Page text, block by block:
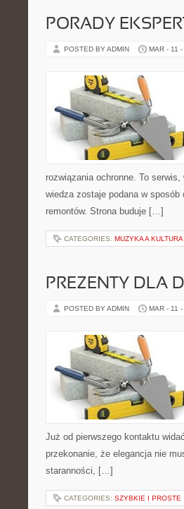
PORADY
POSTED BY ADMIN MAR - 11
rozwiązania ochronne. To
wiedza zostaje podana w
remontów. Strona buduje […]
CATEGORIES: MUZYKA A
PREZENTY DLA
POSTED BY ADMIN MAR - 11
Już od pierwszego kontaktu
przekonanie, że elegancja nie
staranności, […]
CATEGORIES: SZYBKIE I PROSTE